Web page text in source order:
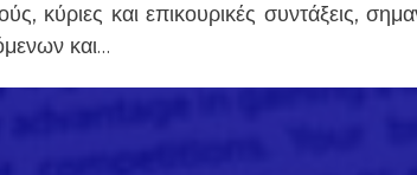
κύριες και επικουρικές συντάξεις,
και…